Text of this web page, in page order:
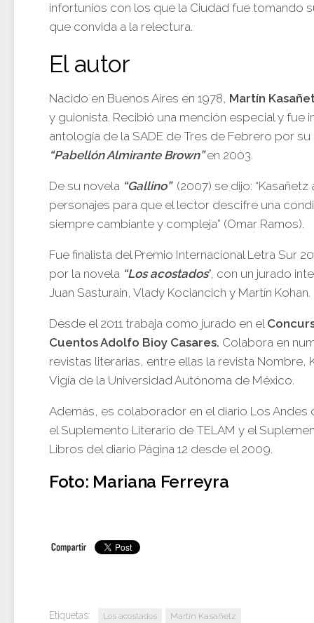
infortunios con los que la Ciudad fue tomando
que convida a la relectura.
El autor
Nacido en Buenos Aires en 1978, Martín
y guionista. Recibió una mención especial y fue
antología de la SADE de Tres de Febrero por
“Pabellón Almirante Brown” en 2003.
De su novela “Gallino”(2007) se dijo: “Kasañetz
personajes para que el lector descifre una
siempre cambiante y compleja” (Omar Ramos).
Fue finalista del Premio Internacional Letra Sur
por la novela “Los acostados”, con un jurado
Juan Sasturain, Vlady Kociancich y Martín Kohan.
Desde el 2011 trabaja como jurado en el
Cuentos Adolfo Bioy Casares. Colabora en
revistas literarias, entre ellas la revista Nombre,
Vigía de la Universidad Autónoma de México.
Además, es colaborador en el diario Los Andes
el Suplemento Literario de TELAM y el
Libros del diario Página 12 desde el 2009.
Foto: Mariana Ferreyra
Etiquetas: Los acostados Martín Kasañetz